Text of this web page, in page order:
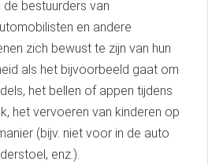
bestuurders van
en andere
zich bewust te zijn van hun
als het bijvoorbeeld gaat om
het bellen of appen tijdens
het vervoeren van kinderen op
(bijv. niet voor in de auto
enz.).